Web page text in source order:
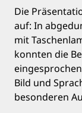
Die
auf: In
mit
konnten die
Bild und
besonderen